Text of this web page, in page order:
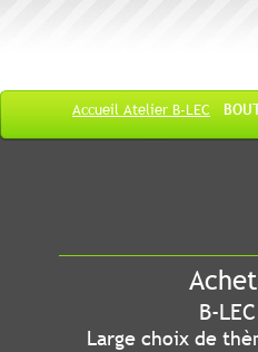
Accueil Atelier B-LEC
B-
Large choix de